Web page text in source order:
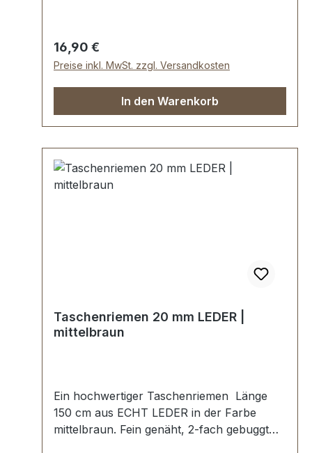
Regulärer Preis:
16,90 €
Preise inkl. MwSt. zzgl. Versandkosten
In den Warenkorb
Taschenriemen 20 mm LEDER |
mittelbraun
Ein hochwertiger Taschenriemen Länge
150 cm aus ECHT LEDER in der Farbe
mittelbraun. Fein genäht, 2-fach gebuggt